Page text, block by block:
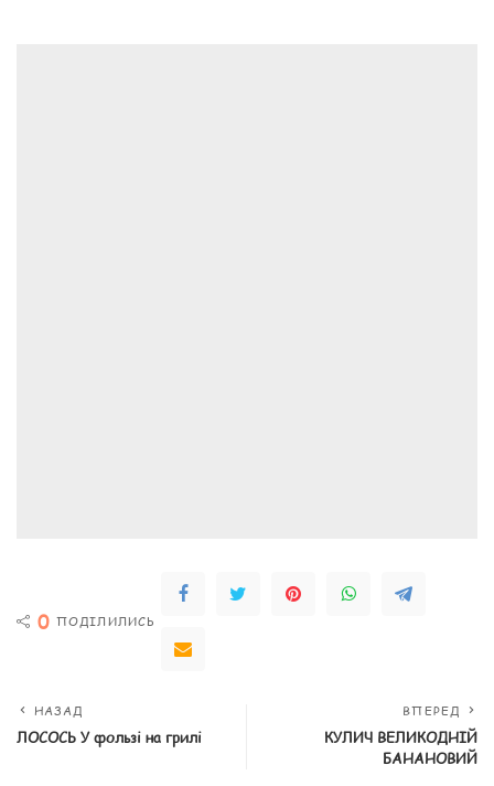
0 ПОДІЛИЛИСЬ
НАЗАД
ЛОСОСЬ У фользі на грилі
ВПЕРЕД
КУЛИЧ ВЕЛИКОДНІЙ
БАНАНОВИЙ